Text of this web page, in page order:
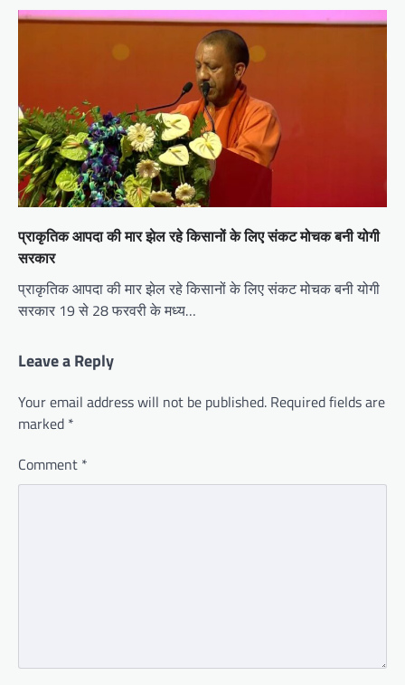
प्राकृतिक आपदा की मार झेल रहे किसानों के लिए संकट मोचक बनी योगी
सरकार
प्राकृतिक आपदा की मार झेल रहे किसानों के लिए संकट मोचक बनी योगी
सरकार 19 से 28 फरवरी के मध्य…
Leave a Reply
Your email address will not be published. Required fields are
marked *
Comment *